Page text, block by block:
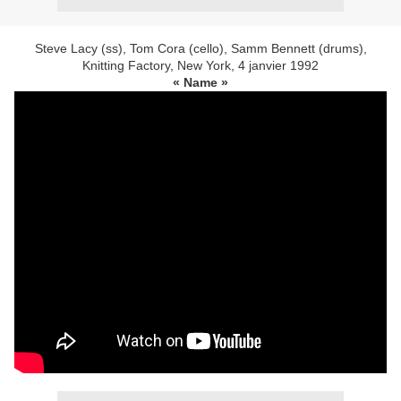
Steve Lacy (ss), Tom Cora (cello), Samm Bennett (drums),
Knitting Factory, New York, 4 janvier 1992
« Name »